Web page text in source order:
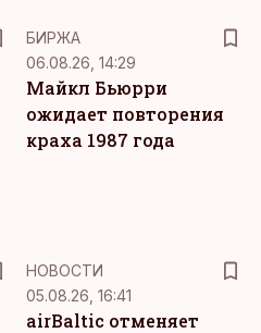
БИРЖА
06.08.26, 14:29
Майкл Бьюрри
ожидает повторения
краха 1987 года
НОВОСТИ
05.08.26, 16:41
airBaltic отменяет